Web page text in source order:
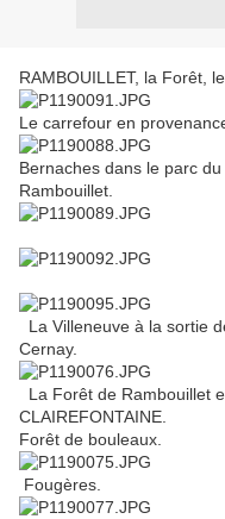
RAMBOUILLET, la Forêt,
Le carrefour en
Bernaches dans le parc
Rambouillet.
La Villeneuve à la sortie
Cernay.
La Forêt de Rambouillet
CLAIREFONTAINE.
Forêt de bouleaux.
Fougères.